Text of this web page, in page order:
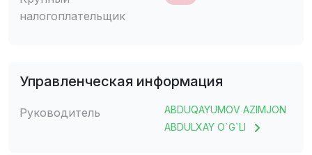
налогоплательщик
Управленческая информация
Руководитель
ABDUQAYUMOV AZIMJON
ABDULXAY O`G`LI